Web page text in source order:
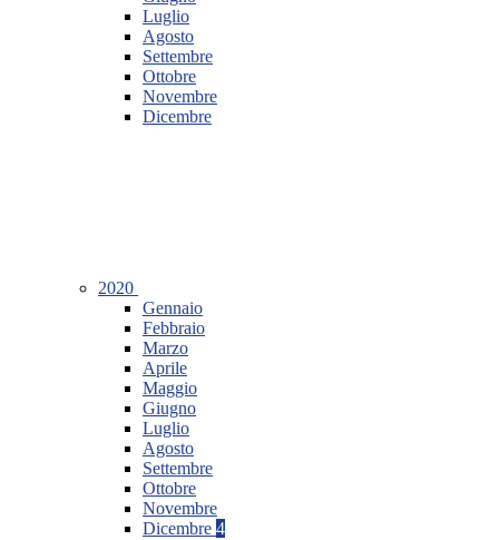
Luglio
Agosto
Settembre
Ottobre
Novembre
Dicembre
2020
Gennaio
Febbraio
Marzo
Aprile
Maggio
Giugno
Luglio
Agosto
Settembre
Ottobre
Novembre
Dicembre 4